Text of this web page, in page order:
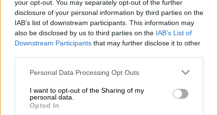
your opt-out. You may separately opt-out of the further
disclosure of your personal information by third parties on the
IAB’s list of downstream participants. This information may
also be disclosed by us to third parties on the IAB’s List of
Downstream Participants that may further disclose it to other
Please note that this website/app uses one or more Google
not limited to your visit or usage behaviour. You may click to
grant or deny consent to Google and its third-party tags to
use your data for below specified purposes in below Google
Personal Data Processing Opt Outs
I want to opt-out of the Sharing of my
personal data.
Opted In
Σύμφωνα με τα όσα εξήγησε στο κεντρικό
δελτίο ειδήσεων τουOPEN οΓιάννης
Φώσκολος , το φυσικό αέριο που θα αγοράζει
ροές που περνούσαν από την Ουκρανία, θα
είναι 40% ακριβότερο. Οι εκτιμήσεις των
ενεργειακών αναλυτών λένε ότι
το έξτρα